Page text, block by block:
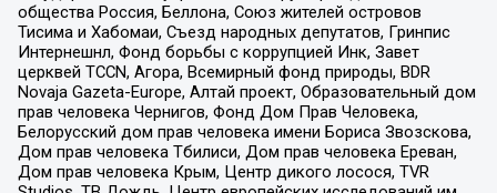
общества Россия, Беллона, Союз жителей островов
Тисима и Хабомаи, Съезд народных депутатов, Гринпис
Интернешнл, Фонд борьбы с коррупцией Инк, Завет
церквей TCCN, Агора, Всемирный фонд природы, BDR
Novaja Gazeta-Europe, Алтай проект, Образовательный дом
прав человека Чернигов, Фонд Дом Прав Человека,
Белорусский дом прав человека имени Бориса Звозскова,
Дом прав человека Тбилиси, Дом прав человека Ереван,
Дом прав человека Крым, Центр дикого лосося, TVR